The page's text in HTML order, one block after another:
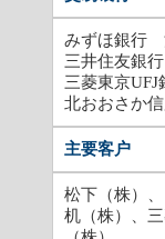
みずほ銀行
三井住友銀
三菱東京
北おおさか
主要客户
松下（株）
机（株）、